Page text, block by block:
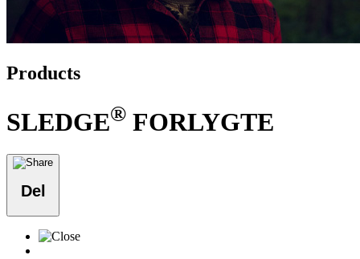
Products
SLEDGE® FORLYGTE
Del